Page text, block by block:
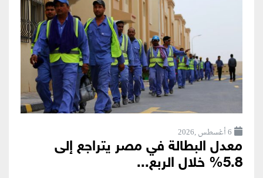
6 أغسطس ,2026
معدل البطالة في مصر يتراجع إلى
5.8% خلال الربع...